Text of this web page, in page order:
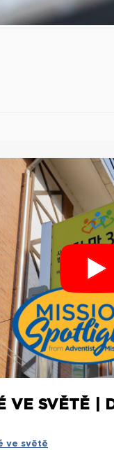
VE SVĚTĚ |
ve světě